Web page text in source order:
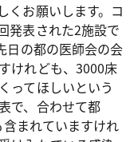
くお願いします。コ
発表された2施設で
日の都の医師会の会
けれども、3000床
ってほしいという
で、合わせて都
まれていますけれ